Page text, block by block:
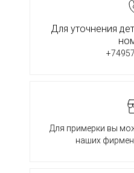
Для уточнения
Для примерки вы
наших